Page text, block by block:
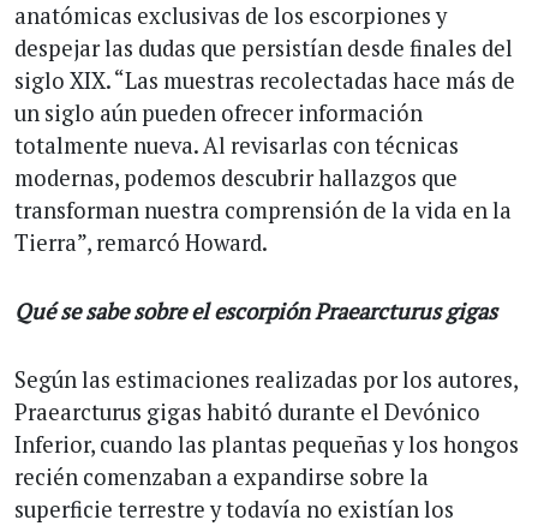
anatómicas exclusivas de los escorpiones y
despejar las dudas que persistían desde finales del
siglo XIX. “Las muestras recolectadas hace más de
un siglo aún pueden ofrecer información
totalmente nueva. Al revisarlas con técnicas
modernas, podemos descubrir hallazgos que
transforman nuestra comprensión de la vida en la
Tierra”, remarcó Howard.
Qué se sabe sobre el escorpión Praearcturus gigas
Según las estimaciones realizadas por los autores,
Praearcturus gigas habitó durante el Devónico
Inferior, cuando las plantas pequeñas y los hongos
recién comenzaban a expandirse sobre la
superficie terrestre y todavía no existían los